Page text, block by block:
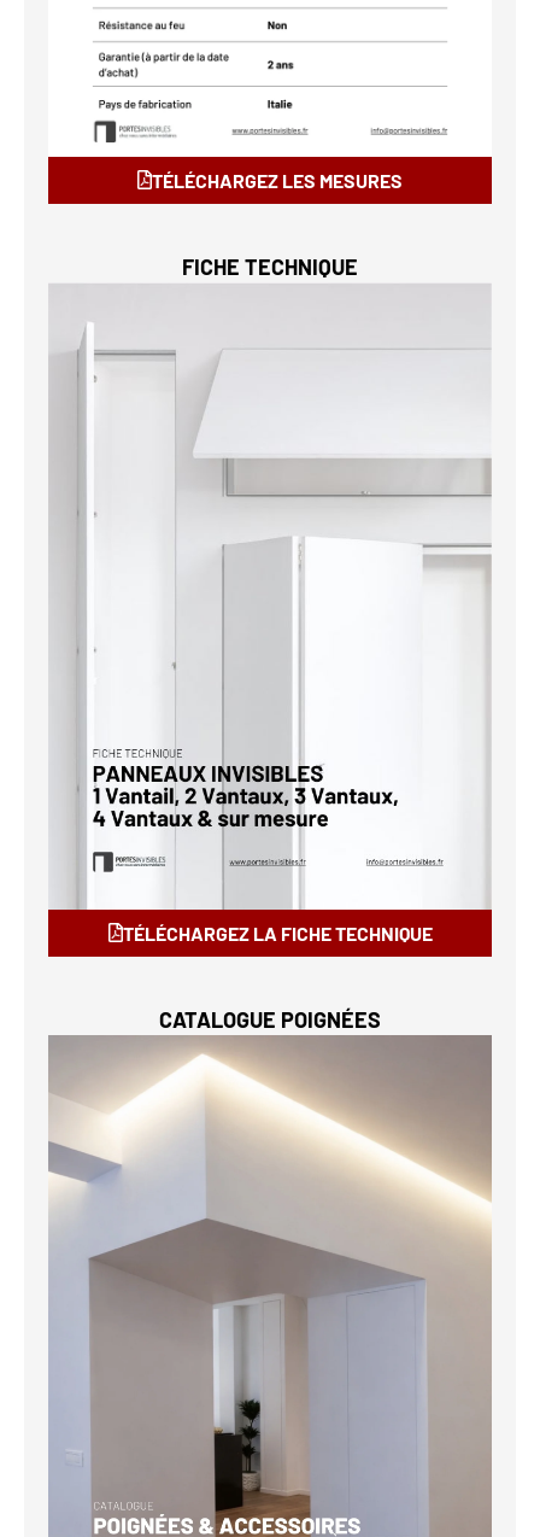
TÉLÉCHARGEZ LES MESURES
FICHE TECHNIQUE
TÉLÉCHARGEZ LA FICHE TECHNIQUE
CATALOGUE POIGNÉES